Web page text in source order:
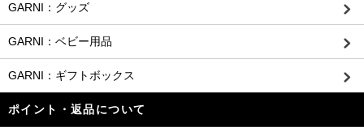
GARNI：グッズ
GARNI：ベビー用品
GARNI：ギフトボックス
ポイント・返品について